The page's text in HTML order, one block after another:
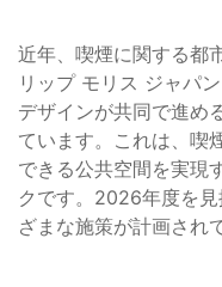
近年、喫煙に関する都
リップ モリス ジャパ
デザインが共同で進め
ています。これは、喫
できる公共空間を実現
クです。2026年度を
ざまな施策が計画され